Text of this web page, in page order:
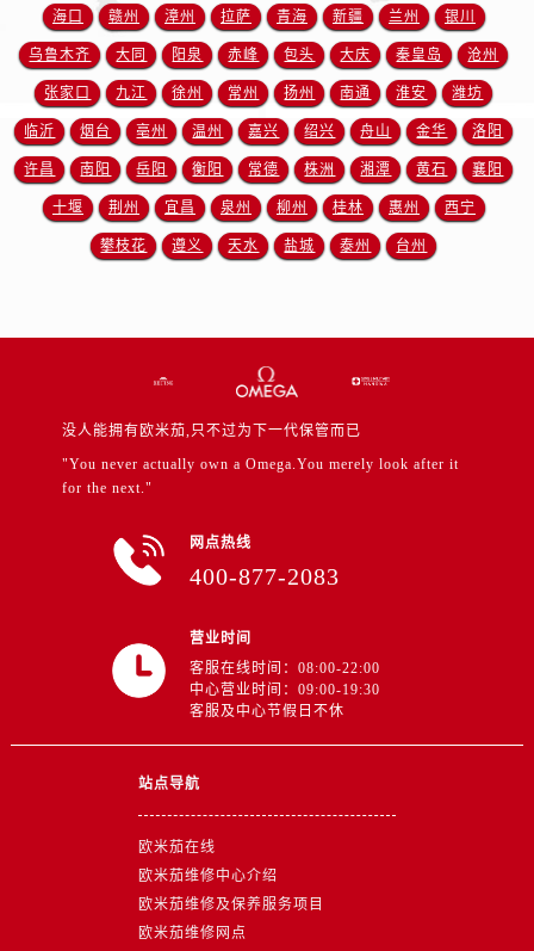
福建省龙岩市新罗区九一南路售后服务中心（需提前预约）
福建省南平市建阳区人民西路售后服务中心（需提前预约）
福建省宁德市蕉城区天湖东路售后服务中心（需提前预约）
福建省莆田市城厢区霞林街道荔华东大道售后服务中心（需提前预约）
福建省三明市三元区东乾二路售后服务中心（需提前预约）
福建省漳州市龙文区步港路售后服务中心（需提前预约）
江苏省常州市新北区龙锦路1590号现代传媒中心5号楼10层1008室售后服务中心（需提前预约）
海口 赣州 漳州 拉萨 青海 新疆 兰州 银川
乌鲁木齐 大同 阳泉 赤峰 包头 大庆 秦皇岛 沧州
张家口 九江 徐州 常州 扬州 南通 淮安 潍坊
临沂 烟台 亳州 温州 嘉兴 绍兴 舟山 金华 洛阳
许昌 南阳 岳阳 衡阳 常德 株洲 湘潭 黄石 襄阳
十堰 荆州 宜昌 泉州 柳州 桂林 惠州 西宁
攀枝花 遵义 天水 盐城 泰州 台州
没人能拥有欧米茄,只不过为下一代保管而已
"You never actually own a Omega.You merely look after it
for the next."
网点热线
400-877-2083
营业时间
客服在线时间：08:00-22:00
中心营业时间：09:00-19:30
客服及中心节假日不休
站点导航
欧米茄在线
欧米茄维修中心介绍
欧米茄维修及保养服务项目
欧米茄维修网点